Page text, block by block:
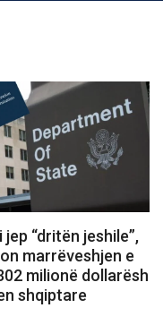
“dritën jeshile”,
marrëveshjen e
milionë dollarësh
shqiptare